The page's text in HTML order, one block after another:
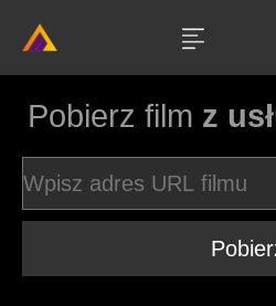
Pobierz film z